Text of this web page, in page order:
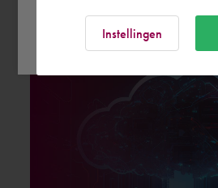
23. Oktober 2023
Instellingen